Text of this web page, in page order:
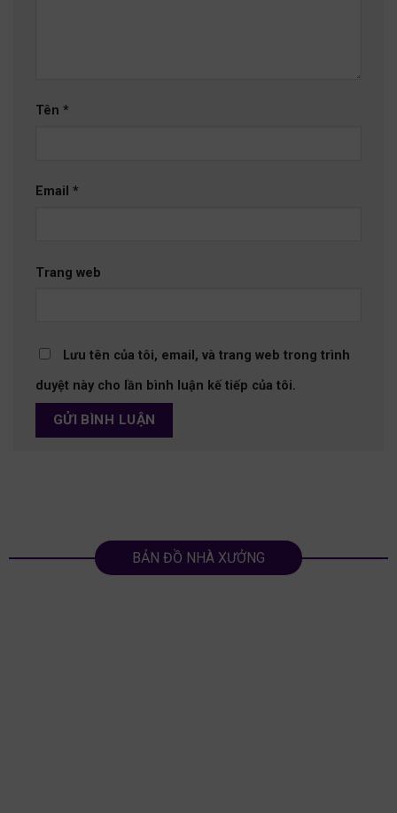
Tên *
Email *
Trang web
Lưu tên của tôi, email, và trang web trong trình
duyệt này cho lần bình luận kế tiếp của tôi.
BẢN ĐỒ NHÀ XƯỞNG